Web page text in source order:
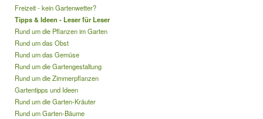
Freizeit - kein Gartenwetter?
Tipps & Ideen - Leser für Leser
Rund um die Pflanzen im Garten
Rund um das Obst
Rund um das Gemüse
Rund um die Gartengestaltung
Rund um die Zimmerpflanzen
Gartentipps und Ideen
Rund um die Garten-Kräuter
Rund um Garten-Bäume